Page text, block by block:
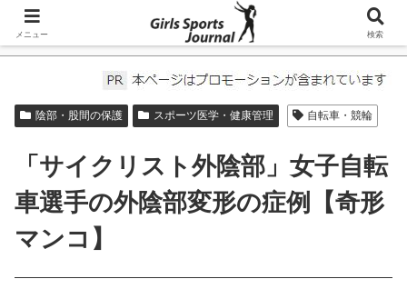
ホーム スポーツ医学・健康管理
陰部・股間の保護 スポーツ医学・健康管理 自転車・競輪
「サイクリスト外陰部」女子自転
車選手の外陰部変形の症例【奇形
マンコ】
メニュー 検索